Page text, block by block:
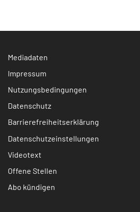
Mediadaten
Impressum
Nutzungsbedingungen
Datenschutz
Barrierefreiheitserklärung
Datenschutzeinstellungen
Videotext
Offene Stellen
Abo kündigen